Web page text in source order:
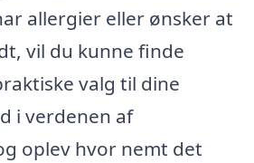
allergier eller ønsker at
vil du kunne finde
valg til dine
i verdenen af
oplev hvor nemt det